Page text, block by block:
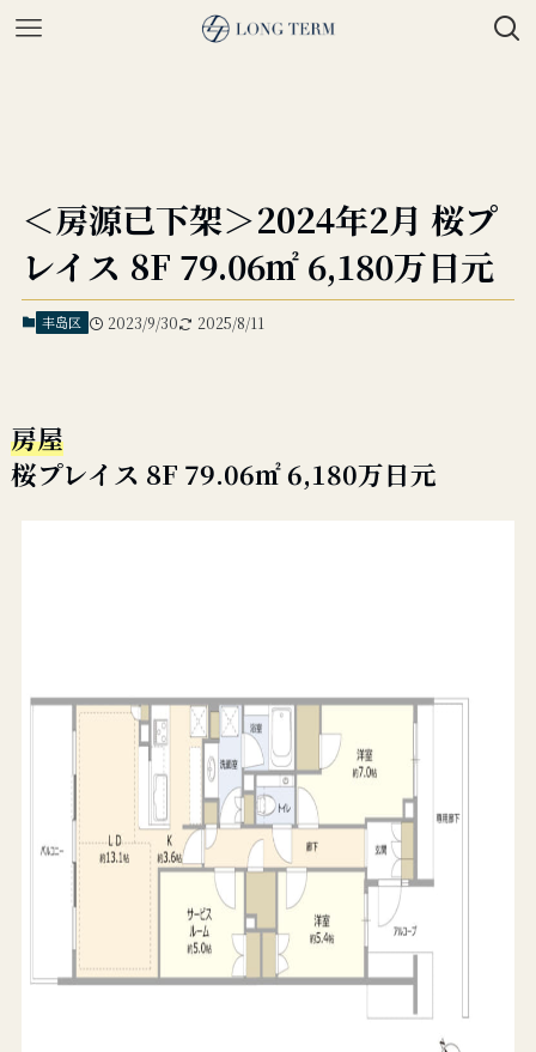
＜房源已下架＞2024年2月 桜プ
レイス 8F 79.06㎡ 6,180万日元
丰岛区 2023/9/30 2025/8/11
房屋
桜プレイス 8F 79.06㎡ 6,180万日元